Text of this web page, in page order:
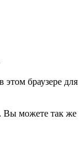
этом браузере для
Вы можете так же